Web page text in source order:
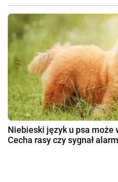
Niebieski język u psa może
Cecha rasy czy sygnał